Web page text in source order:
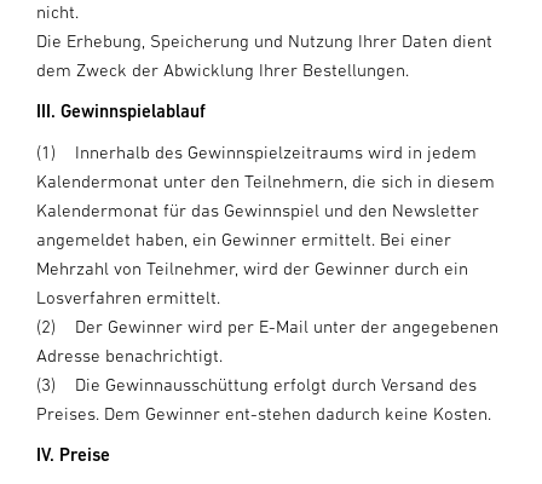
nicht.
Die Erhebung, Speicherung und Nutzung Ihrer Daten dient
dem Zweck der Abwicklung Ihrer Bestellungen.
III. Gewinnspielablauf
(1) Innerhalb des Gewinnspielzeitraums wird in jedem
Kalendermonat unter den Teilnehmern, die sich in diesem
Kalendermonat für das Gewinnspiel und den Newsletter
angemeldet haben, ein Gewinner ermittelt. Bei einer
Mehrzahl von Teilnehmer, wird der Gewinner durch ein
Losverfahren ermittelt.
(2) Der Gewinner wird per E-Mail unter der angegebenen
Adresse benachrichtigt.
(3) Die Gewinnausschüttung erfolgt durch Versand des
Preises. Dem Gewinner ent-stehen dadurch keine Kosten.
IV. Preise